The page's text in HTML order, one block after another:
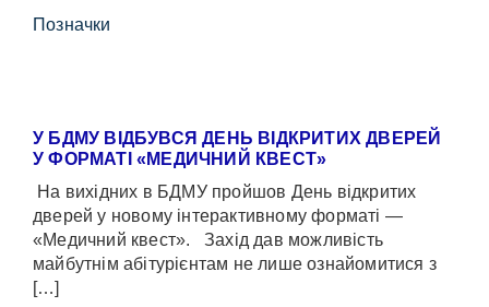
Позначки
У БДМУ ВІДБУВСЯ ДЕНЬ ВІДКРИТИХ ДВЕРЕЙ
У ФОРМАТІ «МЕДИЧНИЙ КВЕСТ»
На вихідних в БДМУ пройшов День відкритих
дверей у новому інтерактивному форматі —
«Медичний квест». Захід дав можливість
майбутнім абітурієнтам не лише ознайомитися з
[…]